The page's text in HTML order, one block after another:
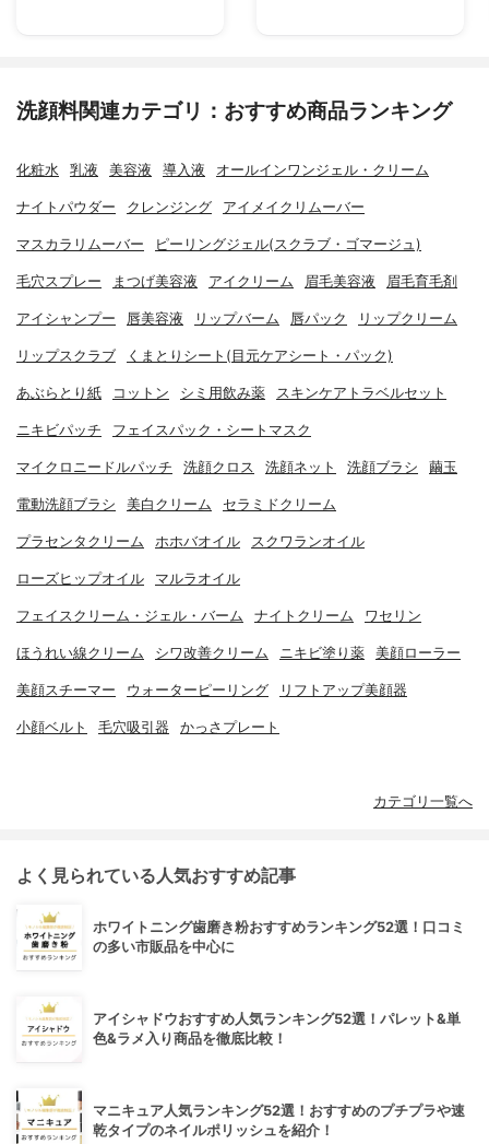
洗顔料関連カテゴリ：おすすめ商品ランキング
化粧水 乳液 美容液 導入液 オールインワンジェル・クリーム
ナイトパウダー クレンジング アイメイクリムーバー
マスカラリムーバー ピーリングジェル(スクラブ・ゴマージュ)
毛穴スプレー まつげ美容液 アイクリーム 眉毛美容液 眉毛育毛剤
アイシャンプー 唇美容液 リップバーム 唇パック リップクリーム
リップスクラブ くまとりシート(目元ケアシート・パック)
あぶらとり紙 コットン シミ用飲み薬 スキンケアトラベルセット
ニキビパッチ フェイスパック・シートマスク
マイクロニードルパッチ 洗顔クロス 洗顔ネット 洗顔ブラシ 繭玉
電動洗顔ブラシ 美白クリーム セラミドクリーム
プラセンタクリーム ホホバオイル スクワランオイル
ローズヒップオイル マルラオイル
フェイスクリーム・ジェル・バーム ナイトクリーム ワセリン
ほうれい線クリーム シワ改善クリーム ニキビ塗り薬 美顔ローラー
美顔スチーマー ウォーターピーリング リフトアップ美顔器
小顔ベルト 毛穴吸引器 かっさプレート
カテゴリ一覧へ
よく見られている人気おすすめ記事
ホワイトニング歯磨き粉おすすめランキング52選！口コミ
の多い市販品を中心に
アイシャドウおすすめ人気ランキング52選！パレット&単
色&ラメ入り商品を徹底比較！
マニキュア人気ランキング52選！おすすめのプチプラや速
乾タイプのネイルポリッシュを紹介！